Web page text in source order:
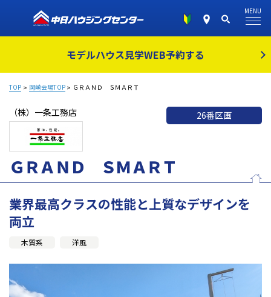
モデルハウス見学WEB予約する
MENU
TOP 岡崎会場TOP ＧＲＡＮＤ ＳＭＡＲＴ
（株）一条工務店 26番区画
ＧＲＡＮＤ ＳＭＡＲＴ
業界最高クラスの性能と上質なデザインを
両立
木質系 洋風